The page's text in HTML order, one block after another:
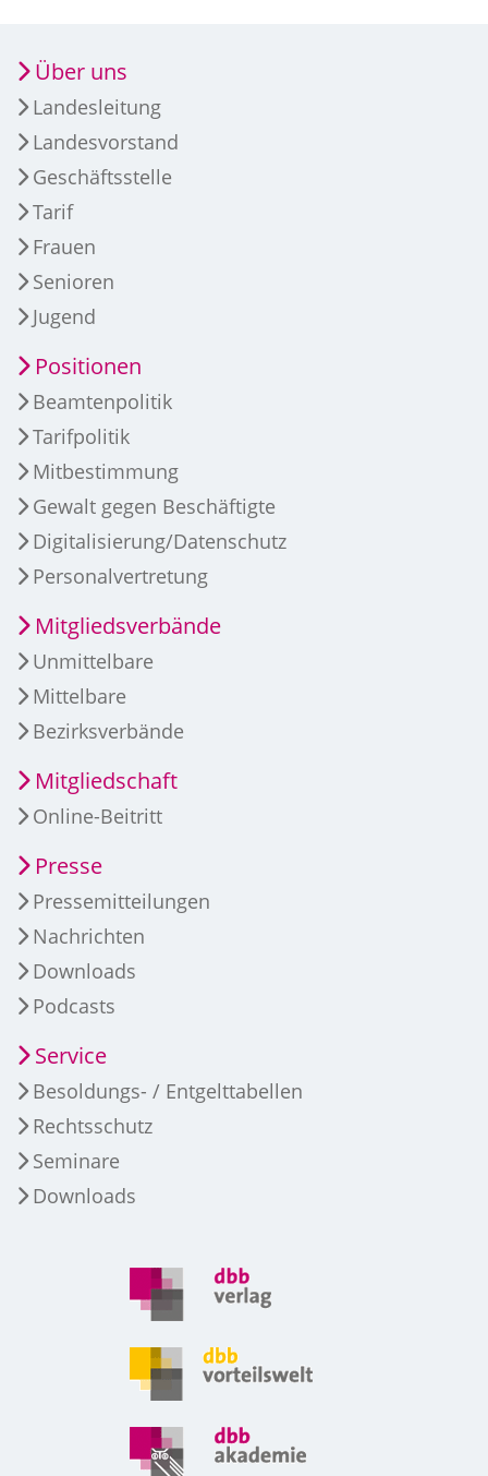
Über uns
Landesleitung
Landesvorstand
Geschäftsstelle
Tarif
Frauen
Senioren
Jugend
Positionen
Beamtenpolitik
Tarifpolitik
Mitbestimmung
Gewalt gegen Beschäftigte
Digitalisierung/Datenschutz
Personalvertretung
Mitgliedsverbände
Unmittelbare
Mittelbare
Bezirksverbände
Mitgliedschaft
Online-Beitritt
Presse
Pressemitteilungen
Nachrichten
Downloads
Podcasts
Service
Besoldungs- / Entgelttabellen
Rechtsschutz
Seminare
Downloads